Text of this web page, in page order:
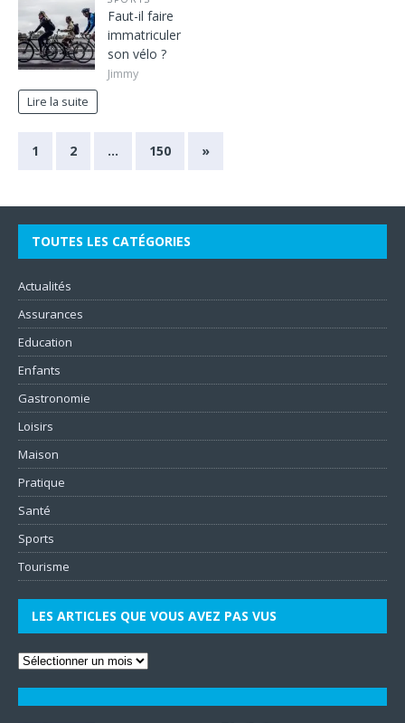
Faut-il faire
immatriculer
son vélo ?
Jimmy
Lire la suite
1 2 … 150 »
TOUTES LES CATÉGORIES
Actualités
Assurances
Education
Enfants
Gastronomie
Loisirs
Maison
Pratique
Santé
Sports
Tourisme
LES ARTICLES QUE VOUS AVEZ PAS VUS